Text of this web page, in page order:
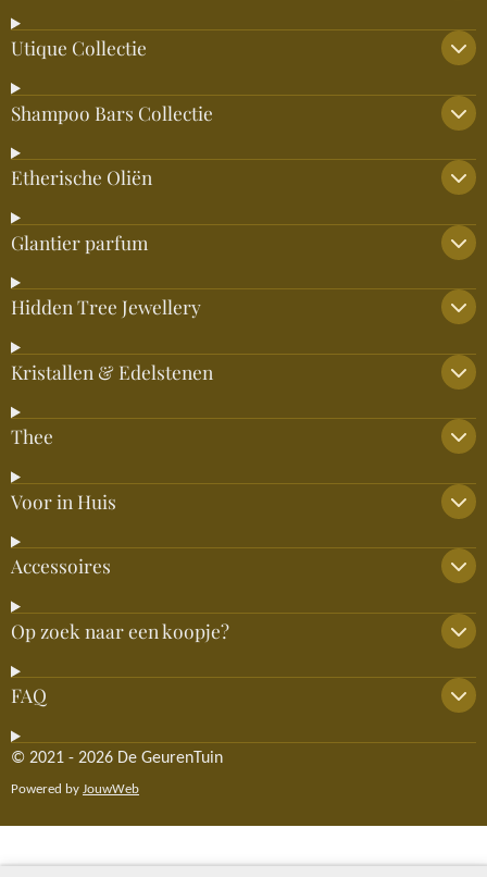
Utique Collectie
Shampoo Bars Collectie
Etherische Oliën
Glantier parfum
Hidden Tree Jewellery
Kristallen & Edelstenen
Thee
Voor in Huis
Accessoires
Op zoek naar een koopje?
FAQ
© 2021 - 2026 De GeurenTuin
Powered by JouwWeb